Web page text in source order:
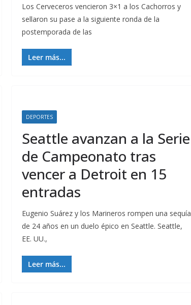
Los Cerveceros vencieron 3×1 a los Cachorros y
sellaron su pase a la siguiente ronda de la
postemporada de las
Leer más...
DEPORTES
Seattle avanzan a la Serie
de Campeonato tras
vencer a Detroit en 15
entradas
Eugenio Suárez y los Marineros rompen una sequía
de 24 años en un duelo épico en Seattle. Seattle,
EE. UU.,
Leer más...